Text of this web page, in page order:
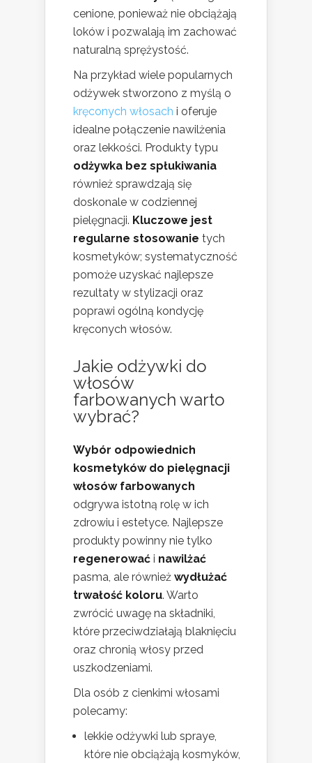
cenione, ponieważ nie obciążają
loków i pozwalają im zachować
naturalną sprężystość.
Na przykład wiele popularnych
odżywek stworzono z myślą o
kręconych włosach i oferuje
idealne połączenie nawilżenia
oraz lekkości. Produkty typu
odżywka bez spłukiwania
również sprawdzają się
doskonale w codziennej
pielęgnacji. Kluczowe jest
regularne stosowanie tych
kosmetyków; systematyczność
pomoże uzyskać najlepsze
rezultaty w stylizacji oraz
poprawi ogólną kondycję
kręconych włosów.
Jakie odżywki do
włosów
farbowanych warto
wybrać?
Wybór odpowiednich
kosmetyków do pielęgnacji
włosów farbowanych
odgrywa istotną rolę w ich
zdrowiu i estetyce. Najlepsze
produkty powinny nie tylko
regenerować i nawilżać
pasma, ale również wydłużać
trwałość koloru. Warto
zwrócić uwagę na składniki,
które przeciwdziałają blaknięciu
oraz chronią włosy przed
uszkodzeniami.
Dla osób z cienkimi włosami
polecamy:
lekkie odżywki lub spraye,
które nie obciążają kosmyków,